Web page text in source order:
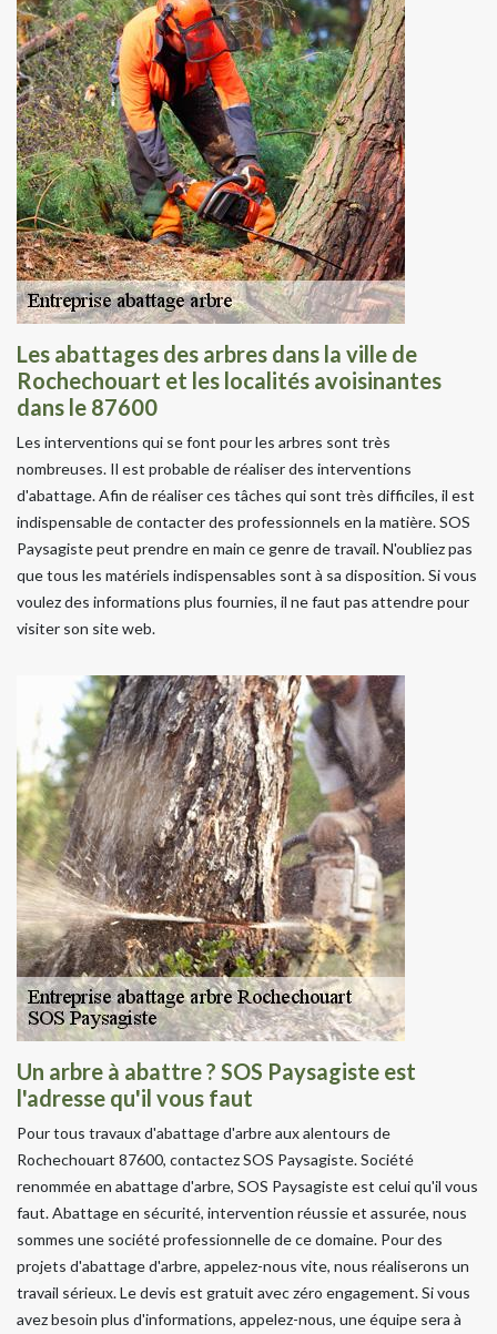
Les abattages des arbres dans la ville de
Rochechouart et les localités avoisinantes
dans le 87600
Les interventions qui se font pour les arbres sont très
nombreuses. Il est probable de réaliser des interventions
d'abattage. Afin de réaliser ces tâches qui sont très difficiles, il est
indispensable de contacter des professionnels en la matière. SOS
Paysagiste peut prendre en main ce genre de travail. N'oubliez pas
que tous les matériels indispensables sont à sa disposition. Si vous
voulez des informations plus fournies, il ne faut pas attendre pour
visiter son site web.
Un arbre à abattre ? SOS Paysagiste est
l'adresse qu'il vous faut
Pour tous travaux d'abattage d'arbre aux alentours de
Rochechouart 87600, contactez SOS Paysagiste. Société
renommée en abattage d'arbre, SOS Paysagiste est celui qu'il vous
faut. Abattage en sécurité, intervention réussie et assurée, nous
sommes une société professionnelle de ce domaine. Pour des
projets d'abattage d'arbre, appelez-nous vite, nous réaliserons un
travail sérieux. Le devis est gratuit avec zéro engagement. Si vous
avez besoin plus d'informations, appelez-nous, une équipe sera à